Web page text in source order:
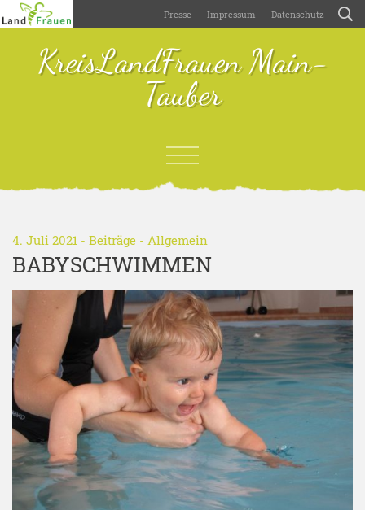
Presse Impressum Datenschutz
KreisLandFrauen Main-
Tauber
4. Juli 2021 - Beiträge - Allgemein
BABYSCHWIMMEN